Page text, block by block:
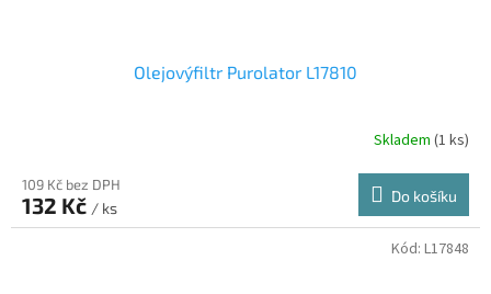
Olejovýfiltr Purolator L17810
Skladem (1 ks)
109 Kč bez DPH
132 Kč / ks
Do košíku
Kód: L17848